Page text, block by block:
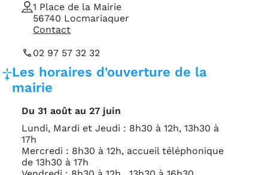
1 Place de la Mairie
56740 Locmariaquer
Contact
02 97 57 32 32
Horaires d'ouverture
Les horaires d'ouverture de la
mairie
Du 31 août au 27 juin
Lundi, Mardi et Jeudi : 8h30 à 12h, 13h30 à
17h
Mercredi : 8h30 à 12h, accueil téléphonique
de 13h30 à 17h